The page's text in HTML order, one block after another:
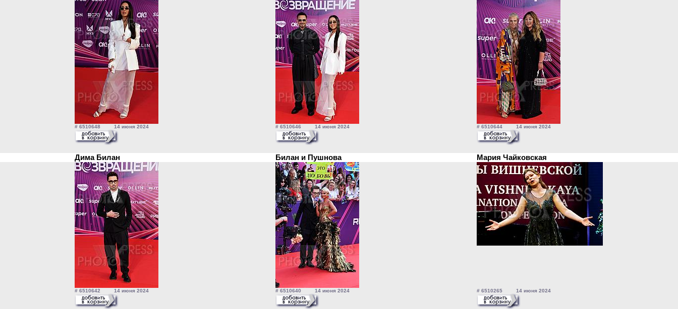
# 6510648 14 июня 2024 # 6510646 14 июня 2024 # 6510644 14 июня 2024
Дима Билан Билан и Пушнова Мария Чайковская
# 6510642 14 июня 2024 # 6510640 14 июня 2024 # 6510265 14 июня 2024